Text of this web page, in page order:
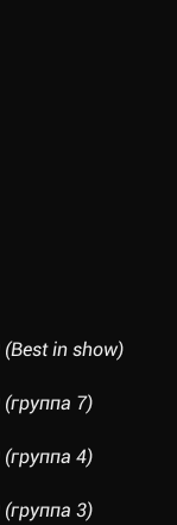
in show)
7)
4)
3)